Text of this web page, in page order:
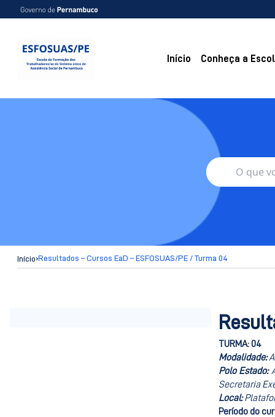
Início Conheça a
Início›Resultados – Cursos EaD – ESFOSUAS/PE / Turma 04
TURMA: 04
Modalidade:
Polo Estado:
Secretaria
Local:
Período do